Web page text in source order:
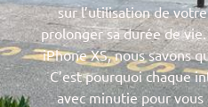
sur l’utilisation de
prolonger sa durée de
iPhone XS, nous savons
C’est pourquoi chaque
avec minutie pour